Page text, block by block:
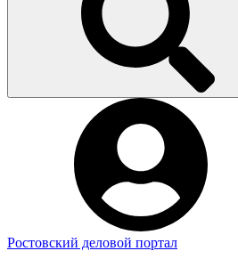
Ростовский деловой портал